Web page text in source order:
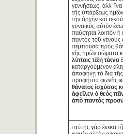
γεννήσεως, ἀλλ’
τῆς ὑπάρξεως
τὴν ἀρχὴν καὶ
γυναικὸς αὐτὸν
παύσηται λοιπὸν ἡ
παντὸς τοῦ γένους
πέμπουσα πρὸς
γῆς ἡμῶν σώματα
λύπαις τέξῃ τέκνα
καταργούμενον
ἀποφήνῃ τὸ διὰ
προφήτου φωνῆς
θάνατος ἰσχύσας
ἀφεῖλεν ὁ θεὸς
ἀπὸ παντὸς
ταύτης γὰρ ἕνεκα